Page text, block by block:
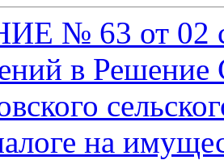
№ 63 от 02
в Решение
на